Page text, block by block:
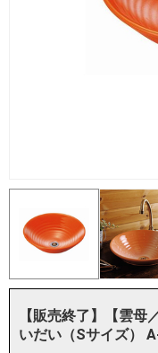
【販売終了】【雲母
いだい（Sサイズ）